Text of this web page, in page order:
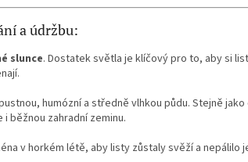
a údržbu:
slunce. Dostatek světla je klíčový pro to, aby si
humózní a středně vlhkou půdu. Stejně
běžnou zahradní zeminu.
v horkém létě, aby listy zůstaly svěží a nepálilo